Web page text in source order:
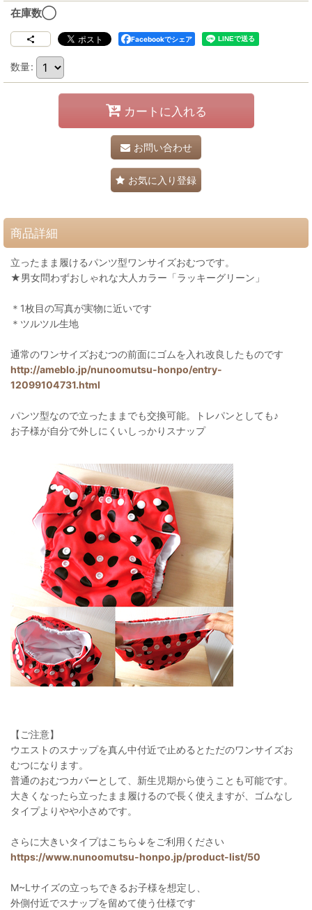
在庫数◯
Facebookでシェア
数量:
カートに入れる
お問い合わせ
お気に入り登録
商品詳細
立ったまま履けるパンツ型ワンサイズおむつです。
★男女問わずおしゃれな大人カラー「ラッキーグリーン」
＊1枚目の写真が実物に近いです
＊ツルツル生地
通常のワンサイズおむつの前面にゴムを入れ改良したものです
http://ameblo.jp/nunoomutsu-honpo/entry-
12099104731.html
パンツ型なので立ったままでも交換可能。トレパンとしても♪
お子様が自分で外しにくいしっかりスナップ
【ご注意】
ウエストのスナップを真ん中付近で止めるとただのワンサイズお
むつになります。
普通のおむつカバーとして、新生児期から使うことも可能です。
大きくなったら立ったまま履けるので長く使えますが、ゴムなし
タイプよりやや小さめです。
さらに大きいタイプはこちら↓をご利用ください
https://www.nunoomutsu-honpo.jp/product-list/50
M~Lサイズの立っちできるお子様を想定し、
外側付近でスナップを留めて使う仕様です